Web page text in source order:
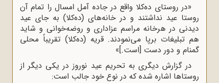
«در روستای ده‌کلا واقع در جاده آمل امسال را تمام آن
روستا عید نداشتند و در خانه‌های (ده‌کلا) به جای عید
دیدنی در هرخانه مراسم عزاداری و روضه‌خوانی و شاید
هم تبلیغات برپا می‌نمودند. قریه (ده‌کلا) تقریباً محلی
گمنام و دور دست [است.]»
در گزارش دیگری به تحریم عید نوروز در یکی دیگر از
روستاها اشاره شده که در نوع خود جالب است: